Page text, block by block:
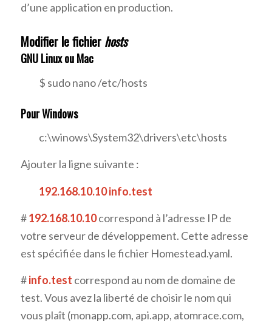
d’une application en production.
Modifier le fichier hosts
GNU Linux ou Mac
$ sudo nano /etc/hosts
Pour Windows
c:\winows\System32\drivers\etc\hosts
Ajouter la ligne suivante :
192.168.10.10 info.test
#192.168.10.10correspond à l’adresse IP de
votre serveur de développement. Cette adresse
est spécifiée dans le fichier Homestead.yaml.
#info.test correspond au nom de domaine de
test. Vous avez la liberté de choisir le nom qui
vous plaît (monapp.com, api.app, atomrace.com,